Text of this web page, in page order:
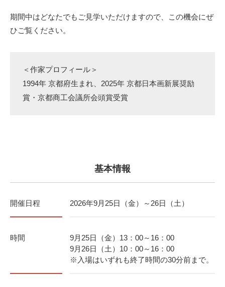
期間中はどなたでもご見学いただけますので、この機会にぜ
ひご覧ください。
＜作家プロフィール＞
1994年 京都府生まれ、2025年 京都日本画新展奨励
賞・京都商工会議所会頭賞受賞
基本情報
開催日程 2026年9月25日（金）～26日（土）
時間
9月25日（金）13：00～16：00
9月26日（土）10：00～16：00
※入場はいずれも終了時間の30分前まで。